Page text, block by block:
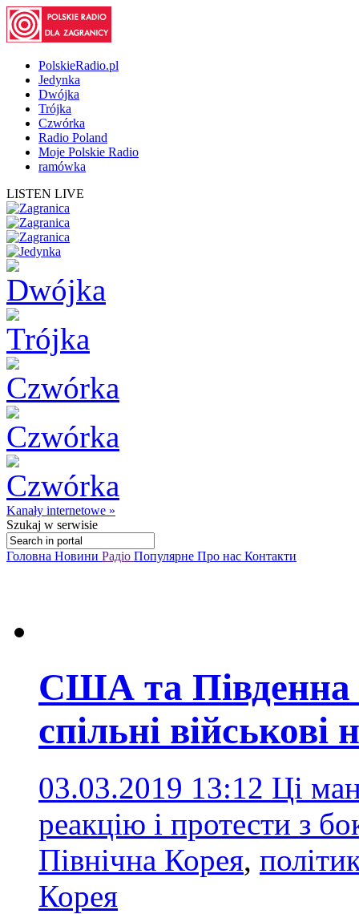
PolskieRadio.pl
Jedynka
Dwójka
Trójka
Czwórka
Radio Poland
Moje Polskie Radio
ramówka
LISTEN LIVE
Kanały internetowe »
Szukaj w serwisie
Головна Новини Радіо Популярне Про нас Контакти
США та Південна
спільні військові
03.03.2019 13:12 Ці
реакцію і протести з
Північна Корея,
Корея